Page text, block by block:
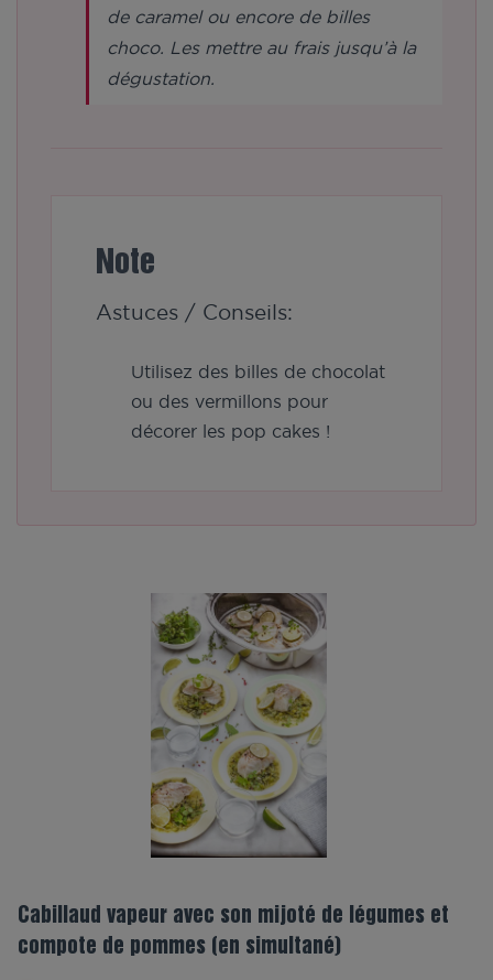
de caramel ou encore de billes
choco. Les mettre au frais jusqu’à la
dégustation.
Note
Astuces / Conseils:
Utilisez des billes de chocolat
ou des vermillons pour
décorer les pop cakes !
Cabillaud vapeur avec son mijoté de légumes et
compote de pommes (en simultané)